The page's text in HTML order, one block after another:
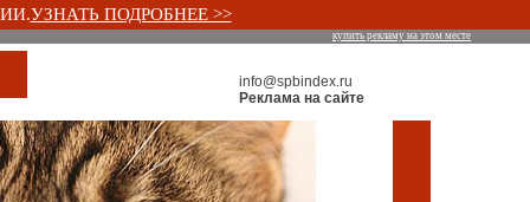
УЗНАТЬ ПОДРОБНЕЕ >>
купить рекламу на этом месте
info@spbindex.ru
Реклама на сайте